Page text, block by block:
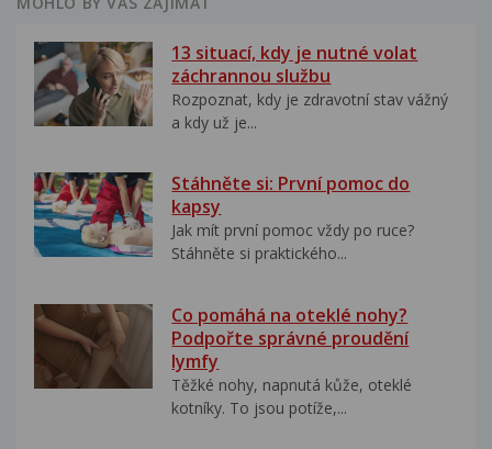
13 situací, kdy je nutné volat
záchrannou službu
Rozpoznat, kdy je zdravotní stav vážný
a kdy už je...
Stáhněte si: První pomoc do
kapsy
Jak mít první pomoc vždy po ruce?
Stáhněte si praktického...
Co pomáhá na oteklé nohy?
Podpořte správné proudění
lymfy
Těžké nohy, napnutá kůže, oteklé
kotníky. To jsou potíže,...